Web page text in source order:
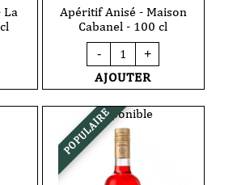
La
Apéritif Anisé - Maison
Cabanel - 100 cl
-
quantité
de
Apéritif
Anisé
Maison
Cabanel
-
100
cl
+
AJOUTER
POPULAIREDisponible